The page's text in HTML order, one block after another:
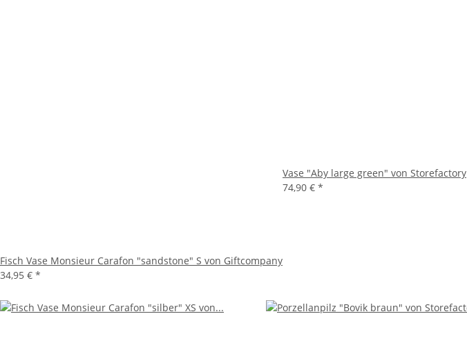
Fisch Vase Monsieur Carafon "sandstone" S von Giftcompany
34,95 € *
Vase "Aby large green" von Storefactory
74,90 € *